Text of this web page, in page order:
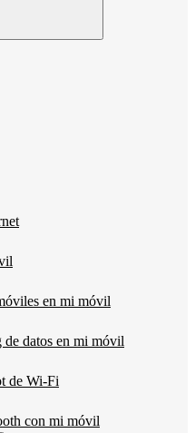
en mi móvil
datos en mi móvil
de Wi-Fi
con mi móvil